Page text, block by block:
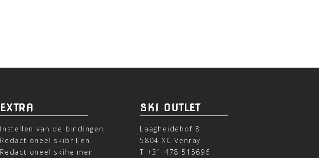
EXTRA
Instellen van de bindingen
Redactioneel skibrillen
Redactioneel skihelmen
SKI OUTLET
Laagheidehof 8
5804 XC Venray
T +31 478 515696